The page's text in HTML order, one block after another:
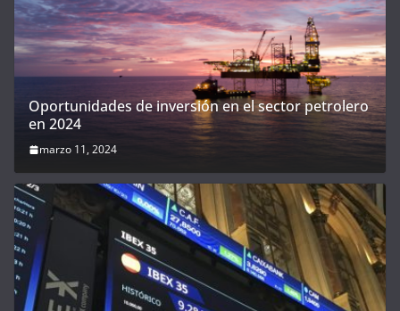
Oportunidades de inversión en el sector petrolero
en 2024
marzo 11, 2024